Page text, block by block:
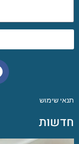
תנאי שימוש
חדשות